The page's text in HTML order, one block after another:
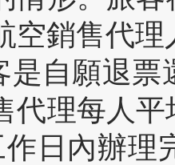
空銷售代
是自願退票
代理每人
作日內辦理